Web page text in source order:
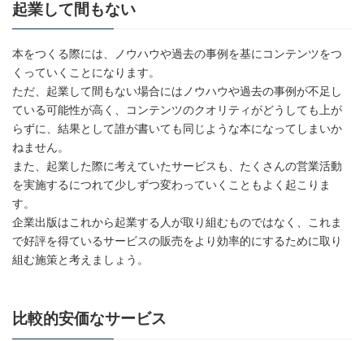
起業して間もない
本をつくる際には、ノウハウや過去の事例を基にコンテンツをつ
くっていくことになります。
ただ、起業して間もない場合にはノウハウや過去の事例が不足し
ている可能性が高く、コンテンツのクオリティがどうしても上が
らずに、結果として誰が書いても同じような本になってしまいか
ねません。
また、起業した際に考えていたサービスも、たくさんの営業活動
を実施するにつれて少しずつ変わっていくこともよく起こりま
す。
企業出版はこれから起業する人が取り組むものではなく、これま
で好評を得ているサービスの販売をより効率的にするために取り
組む施策と考えましょう。
比較的安価なサービス